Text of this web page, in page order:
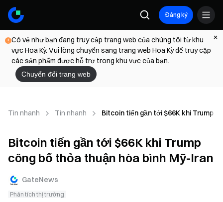
Đăng ký
Có vẻ như bạn đang truy cập trang web của chúng tôi từ khu
vực Hoa Kỳ. Vui lòng chuyển sang trang web Hoa Kỳ để truy cập
các sản phẩm được hỗ trợ trong khu vực của bạn.
Chuyển đổi trang web
Tin nhanh Tin nhanh Bitcoin tiến gần tới $66K khi Trump
Bitcoin tiến gần tới $66K khi Trump
công bố thỏa thuận hòa bình Mỹ-Iran
GateNews
Phân tích thị trường